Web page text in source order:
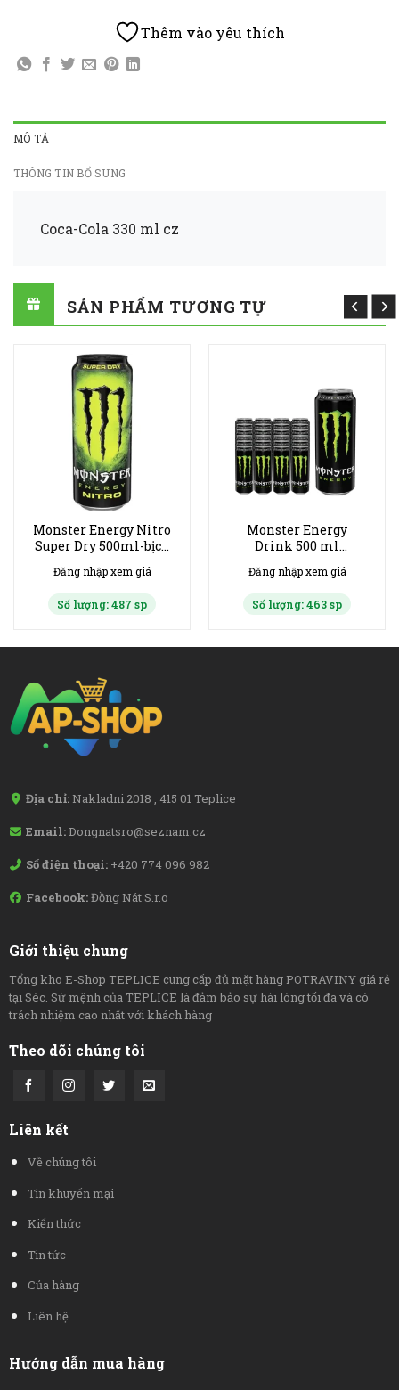
Thêm vào yêu thích
MÔ TẢ
THÔNG TIN BỔ SUNG
Coca-Cola 330 ml cz
SẢN PHẨM TƯƠNG TỰ
Monster Energy Nitro
Super Dry 500ml-bịch
Đăng nhập xem giá
Số lượng: 487 sp
Monster Energy
Drink 500 ml
Đăng nhập xem giá
Số lượng: 463 sp
Địa chỉ: Nakladni 2018 , 415 01 Teplice
Email:Dongnatsro@seznam.cz
Số điện thoại: +420 774 096 982
Facebook:Đồng Nát S.r.o
Giới thiệu chung
Tổng kho E-Shop TEPLICE cung cấp đủ mặt hàng POTRAVINY giá rẻ
tại Séc. Sứ mệnh của TEPLICE là đảm bảo sự hài lòng tối đa và có
trách nhiệm cao nhất với khách hàng
Theo dõi chúng tôi
Liên kết
Về chúng tôi
Tin khuyến mại
Kiến thức
Tin tức
Của hàng
Liên hệ
Hướng dẫn mua hàng